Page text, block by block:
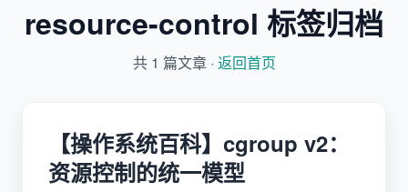
resource-control 标签归档
共 1 篇文章 · 返回首页
【操作系统百科】cgroup v2：
资源控制的统一模型